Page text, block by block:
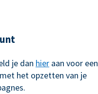
je dan hier aan voor een
het opzetten van je